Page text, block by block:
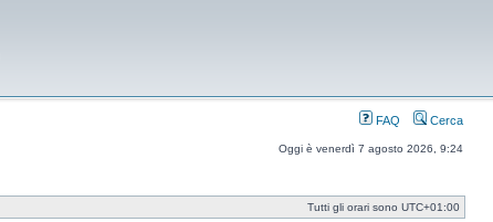
FAQ Cerca
Oggi è venerdì 7 agosto 2026, 9:24
Tutti gli orari sono UTC+01:00